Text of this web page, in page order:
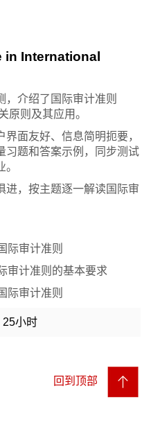
in International
，介绍了国际审计准则
原则及其应用。
面友好、信息简明扼要，
习题和答案示例，同步测试
进，按主题逐一解读国际审
际审计准则
审计准则的基本要求
际审计准则
25小时
回到顶部